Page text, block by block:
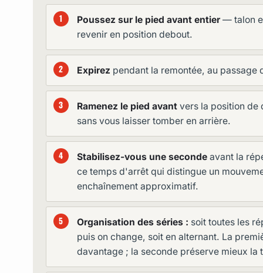
Poussez sur le pied avant entier— talon
revenir en position debout.
Expirez pendant la remontée, au
Ramenez le pied avantvers la position de
sans vous laisser tomber en arrière.
Stabilisez-vous une secondeavant la
ce temps d'arrêt qui distingue un
enchaînement approximatif.
Organisation des séries : soit toutes les
puis on change, soit en alternant. La
davantage ; la seconde préserve mieux la